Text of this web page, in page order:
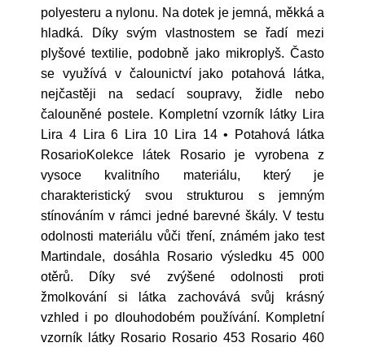
polyesteru a nylonu. Na dotek je jemná, měkká a
hladká. Díky svým vlastnostem se řadí mezi
plyšové textilie, podobně jako mikroplyš. Často
se využívá v čalounictví jako potahová látka,
nejčastěji na sedací soupravy, židle nebo
čalouněné postele. Kompletní vzorník látky Lira
Lira 4 Lira 6 Lira 10 Lira 14 • Potahová látka
RosarioKolekce látek Rosario je vyrobena z
vysoce kvalitního materiálu, který je
charakteristický svou strukturou s jemným
stínováním v rámci jedné barevné škály. V testu
odolnosti materiálu vůči tření, známém jako test
Martindale, dosáhla Rosario výsledku 45 000
otěrů. Díky své zvýšené odolnosti proti
žmolkování si látka zachovává svůj krásný
vzhled i po dlouhodobém používání. Kompletní
vzorník látky Rosario Rosario 453 Rosario 460